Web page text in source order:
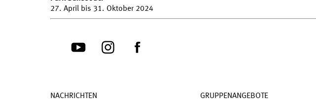
27. April bis 31. Oktober 2024
NACHRICHTEN GRUPPENANGEBOTE